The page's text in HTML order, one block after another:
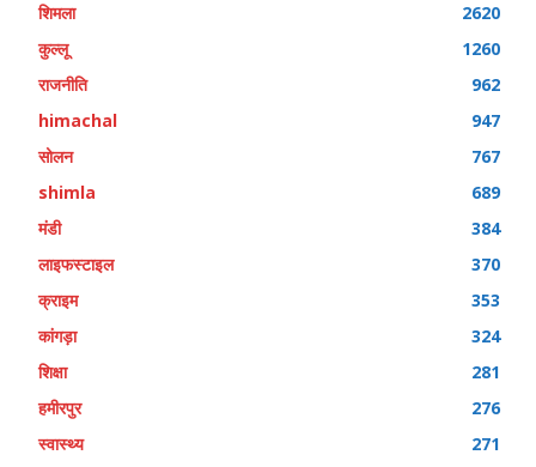
शिमला
2620
कुल्लू
1260
राजनीति
962
himachal
947
सोलन
767
shimla
689
मंडी
384
लाइफस्टाइल
370
क्राइम
353
कांगड़ा
324
शिक्षा
281
हमीरपुर
276
स्वास्थ्य
271